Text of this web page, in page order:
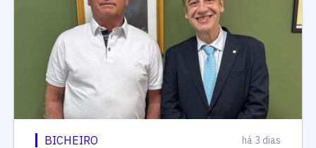
BICHEIRO há 3 dias